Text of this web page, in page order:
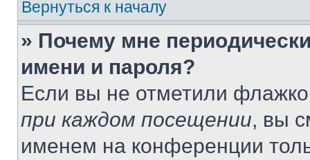
Вернуться к началу
» Почему мне
имени и пароля?
Если вы не отметили
при каждом посещении, вы
именем на конференции